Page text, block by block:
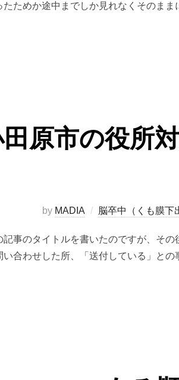
たためか途中までしか見れなくそのま
原市の役所
by MADIA 脳卒中（くも膜下
記事のタイトルを書いたのですが、そ
い合わせした所、「送付している」と